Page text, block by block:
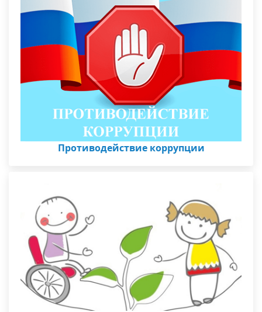
Противодействие коррупции